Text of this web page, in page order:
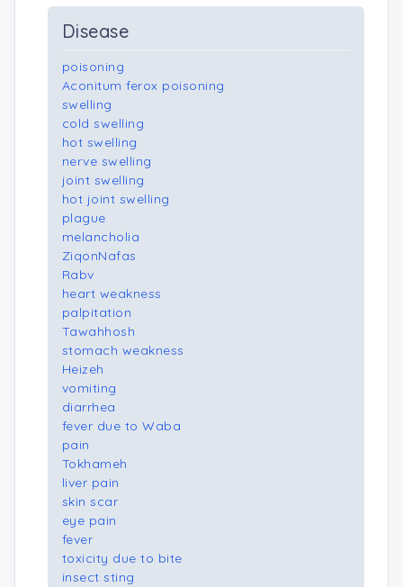
Disease
poisoning
Aconitum ferox poisoning
swelling
cold swelling
hot swelling
nerve swelling
joint swelling
hot joint swelling
plague
melancholia
ZiqonNafas
Rabv
heart weakness
palpitation
Tawahhosh
stomach weakness
Heizeh
vomiting
diarrhea
fever due to Waba
pain
Tokhameh
liver pain
skin scar
eye pain
fever
toxicity due to bite
insect sting